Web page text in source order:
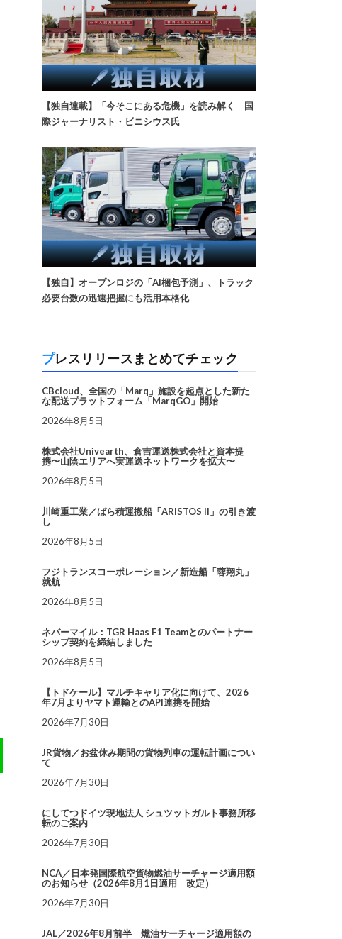
【独自連載】「今そこにある危機」を読み解く 国
際ジャーナリスト・ビニシウス氏
【独自】オープンロジの「AI梱包予測」、トラック
必要台数の迅速把握にも活用本格化
プレスリリースまとめてチェック
CBcloud、全国の「Marq」施設を起点とした新た
な配送プラットフォーム「MarqGO」開始
2026年8月5日
株式会社Univearth、倉吉運送株式会社と資本提
携〜山陰エリアへ実運送ネットワークを拡大〜
2026年8月5日
川崎重工業／ばら積運搬船「ARISTOS II」の引き渡
し
2026年8月5日
フジトランスコーポレーション／新造船「蓉翔丸」
就航
2026年8月5日
ネバーマイル：TGR Haas F1 Teamとのパートナー
シップ契約を締結しました
2026年8月5日
【トドケール】マルチキャリア化に向けて、2026
年7月よりヤマト運輸とのAPI連携を開始
2026年7月30日
JR貨物／お盆休み期間の貨物列車の運転計画につい
て
2026年7月30日
にしてつドイツ現地法人 シュツットガルト事務所移
転のご案内
2026年7月30日
NCA／日本発国際航空貨物燃油サーチャージ適用額
のお知らせ（2026年8月1日適用 改定）
2026年7月30日
JAL／2026年8月前半 燃油サーチャージ適用額の